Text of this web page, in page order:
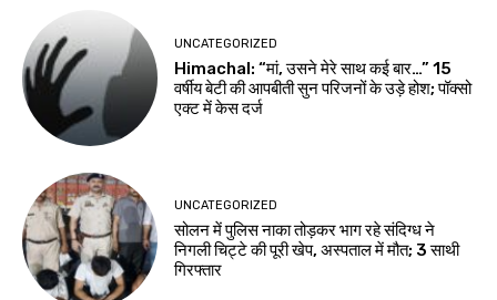
UNCATEGORIZED
Himachal: “मां, उसने मेरे साथ कई बार…” 15
वर्षीय बेटी की आपबीती सुन परिजनों के उड़े होश; पॉक्सो
एक्ट में केस दर्ज
UNCATEGORIZED
सोलन में पुलिस नाका तोड़कर भाग रहे संदिग्ध ने
निगली चिट्टे की पूरी खेप, अस्पताल में मौत; 3 साथी
गिरफ्तार